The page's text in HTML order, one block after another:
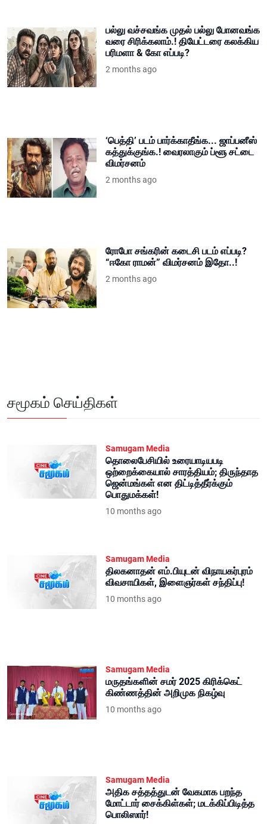
பல்லு வச்சவங்க முதல் பல்லு போனவங்க
வரை சிரிக்கலாம்.! தியேட்டரை கலக்கிய
பரிமளா & கோ எப்படி?
2 months ago
‘பெத்தி’ படம் பார்க்காதீங்க... ஜாப்பனீஸ்
கத்துக்குங்க.! வைரலாகும் ப்ளூ சட்டை
விமர்சனம்
2 months ago
ரோபோ சங்கரின் கடைசி படம் எப்படி?
“ஈகோ ராமன்” விமர்சனம் இதோ..!
2 months ago
சமூகம் செய்திகள்
Samugam Media
தொலைபேசியில் உரையாடியபடி
ஒற்றைக்கையால் சாரத்தியம்; திருந்தாத
ஜென்மங்கள் என திட்டித்தீர்க்கும்
பொதுமக்கள்!
10 months ago
Samugam Media
திலகனாதன் எம்.பியுடன் விநாயகர்புரம்
விவசாயிகள், இளைஞர்கள் சந்திப்பு!
10 months ago
Samugam Media
மருதங்களின் சமர் 2025 கிரிக்கெட்
கிண்ணத்தின் அறிமுக நிகழ்வு
10 months ago
Samugam Media
அதிக சத்தத்துடன் வேகமாக பறந்த
மோட்டார் சைக்கிள்கள்; மடக்கிப்பிடித்த
பொலிஸார்!